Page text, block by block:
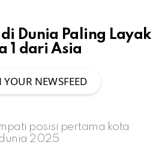
Dunia Paling Layak
1 dari Asia
YOUR NEWSFEED
posisi pertama kota
2025